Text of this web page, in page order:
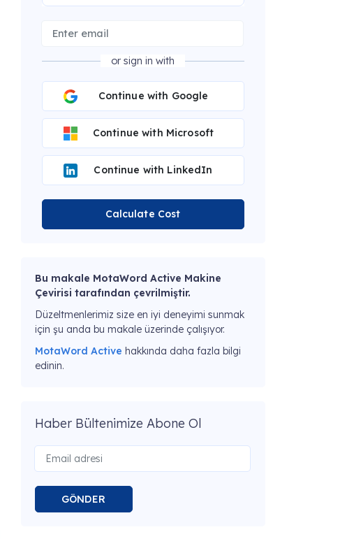
or sign in with
Continue with Google
Continue with Microsoft
Continue with LinkedIn
Calculate Cost
Bu makale MotaWord Active Makine
Çevirisi tarafından çevrilmiştir.
Düzeltmenlerimiz size en iyi deneyimi sunmak
için şu anda bu makale üzerinde çalışıyor.
MotaWord Active hakkında daha fazla bilgi
edinin.
Haber Bültenimize Abone Ol
GÖNDER